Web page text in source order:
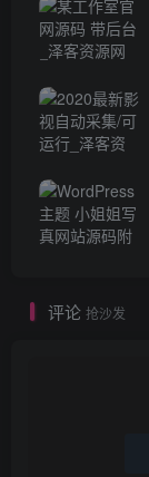
评论 抢沙发